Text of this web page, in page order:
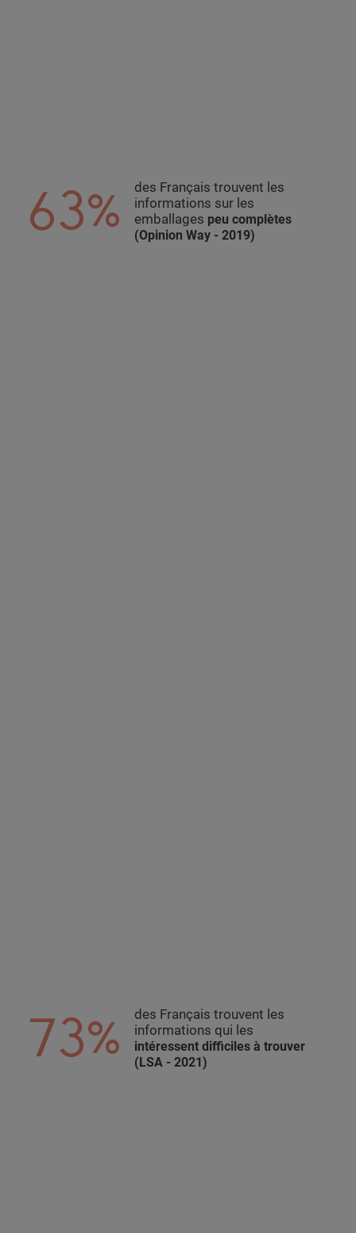
63%
des Français trouvent les
informations sur les
emballages peu complètes
(Opinion Way - 2019)
73%
des Français trouvent les
informations qui les
intéressent difficiles à trouver
(LSA - 2021)